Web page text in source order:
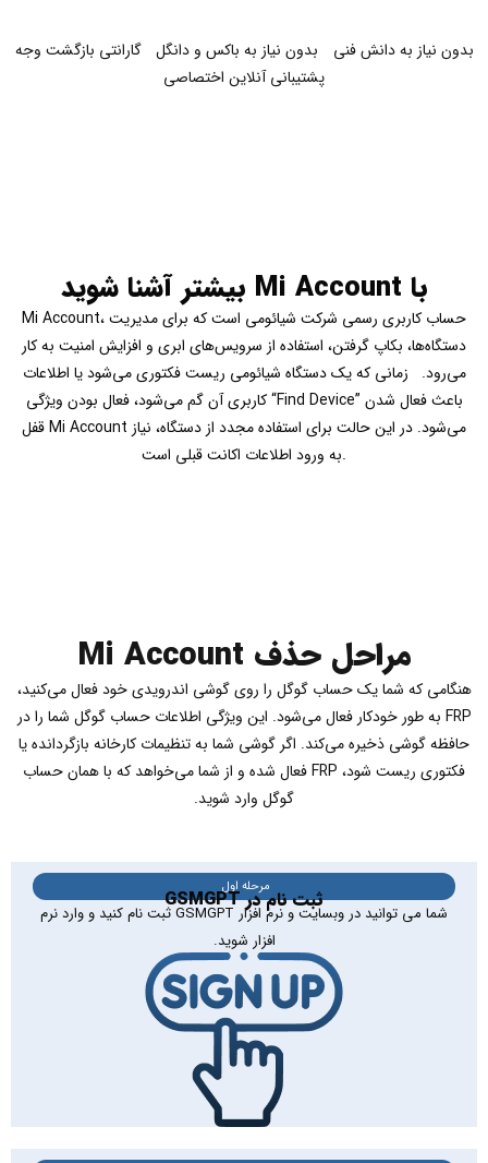
بدون نیاز به دانش فنی بدون نیاز به باکس و دانگل
گارانتی بازگشت وجه
پشتیبانی آنلاین اختصاصی
با Mi Account بیشتر آشنا شوید
Mi Account، حساب کاربری رسمی شرکت شیائومی است که برای مدیریت
دستگاه‌ها، بکاپ گرفتن، استفاده از سرویس‌های ابری و افزایش امنیت به کار
می‌رود. زمانی که یک دستگاه شیائومی ریست فکتوری می‌شود یا اطلاعات
کاربری آن گم می‌شود، فعال بودن ویژگی “Find Device” باعث فعال شدن
قفل Mi Account می‌شود. در این حالت برای استفاده مجدد از دستگاه، نیاز
به ورود اطلاعات اکانت قبلی است.
مراحل حذف Mi Account
هنگامی که شما یک حساب گوگل را روی گوشی اندرویدی خود فعال می‌کنید،
FRP به طور خودکار فعال می‌شود. این ویژگی اطلاعات حساب گوگل شما را در
حافظه گوشی ذخیره می‌کند. اگر گوشی شما به تنظیمات کارخانه بازگردانده یا
فکتوری ریست شود، FRP فعال شده و از شما می‌خواهد که با همان حساب
گوگل وارد شوید.
مرحله اول
ثبت نام در GSMGPT
شما می توانید در وبسایت و نرم افزار GSMGPT ثبت نام کنید و وارد نرم
افزار شوید.